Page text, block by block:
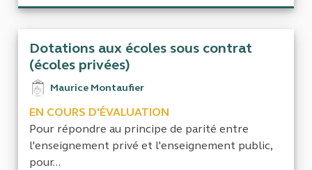
Dotations aux écoles sous contrat
(écoles privées)
Maurice Montaufier
EN COURS D'ÉVALUATION
Pour répondre au principe de parité entre
l'enseignement privé et l'enseignement public,
pour...